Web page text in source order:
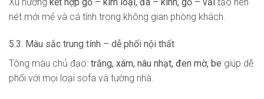
nét mới mẻ và cá tính trong không gian phòng khách.
5.3. Màu sắc trung tính – dễ phối nội thất
Tông màu chủ đạo: trắng, xám, nâu nhạt, đen mờ, be giúp dễ
phối với mọi loại sofa và tường nhà.